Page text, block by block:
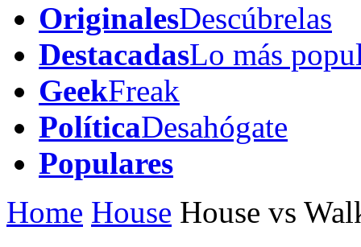
OriginalesDescúbrelas
DestacadasLo más
GeekFreak
PolíticaDesahógate
Populares
Home House House vs